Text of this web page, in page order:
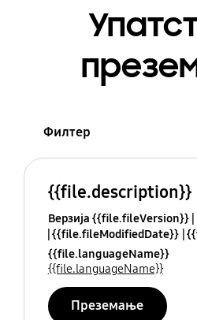
Филтер
{{file.description}}
Верзија {{file.fileVersion}}
{{file.fileModifiedDate}}
{{file.languageName}}
{{file.languageName}}
Преземање